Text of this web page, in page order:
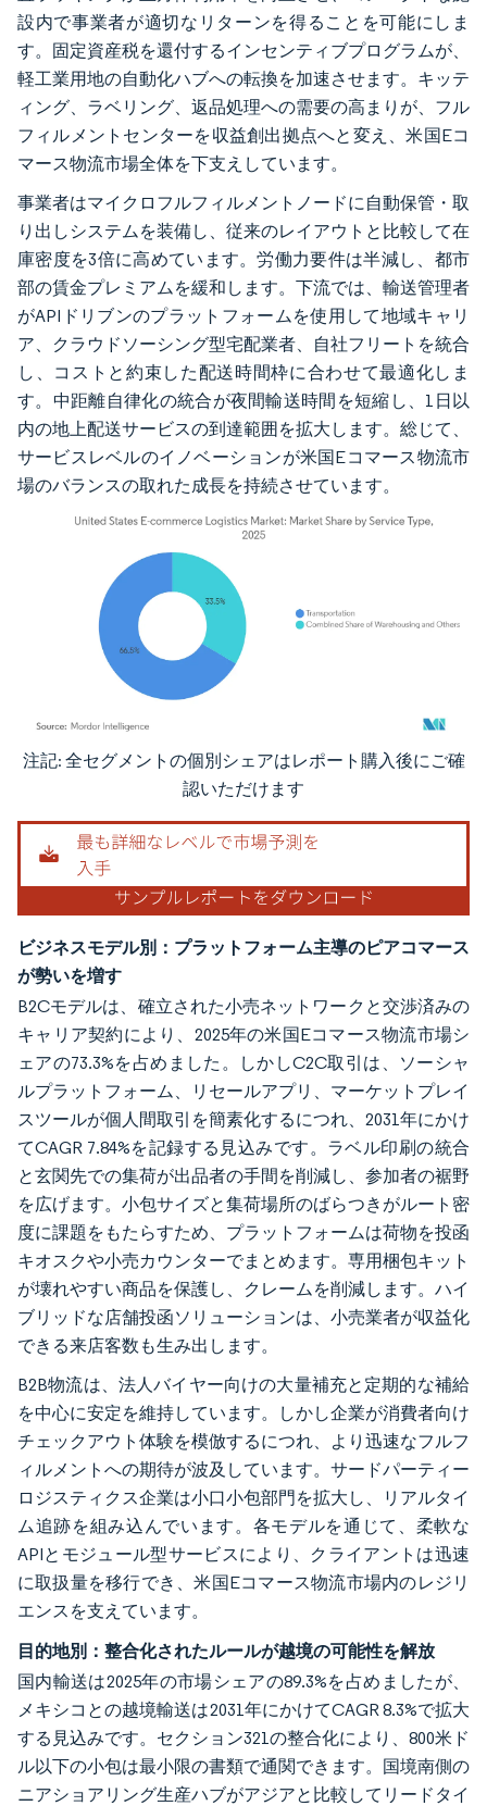
設内で事業者が適切なリターンを得ることを可能にしま
す。固定資産税を還付するインセンティブプログラムが、
軽工業用地の自動化ハブへの転換を加速させます。キッテ
ィング、ラベリング、返品処理への需要の高まりが、フル
フィルメントセンターを収益創出拠点へと変え、米国Eコ
マース物流市場全体を下支えしています。
事業者はマイクロフルフィルメントノードに自動保管・取
り出しシステムを装備し、従来のレイアウトと比較して在
庫密度を3倍に高めています。労働力要件は半減し、都市
部の賃金プレミアムを緩和します。下流では、輸送管理者
がAPIドリブンのプラットフォームを使用して地域キャリ
ア、クラウドソーシング型宅配業者、自社フリートを統合
し、コストと約束した配送時間枠に合わせて最適化しま
す。中距離自律化の統合が夜間輸送時間を短縮し、1日以
内の地上配送サービスの到達範囲を拡大します。総じて、
サービスレベルのイノベーションが米国Eコマース物流市
場のバランスの取れた成長を持続させています。
画像 © Mordor Intelligence。再利用にはCC BY 4.0の表示が必要です。
注記: 全セグメントの個別シェアはレポート購入後にご確
認いただけます
ビジネスモデル別：プラットフォーム主導のピアコマース
が勢いを増す
B2Cモデルは、確立された小売ネットワークと交渉済みの
キャリア契約により、2025年の米国Eコマース物流市場シ
ェアの73.3%を占めました。しかしC2C取引は、ソーシャ
ルプラットフォーム、リセールアプリ、マーケットプレイ
スツールが個人間取引を簡素化するにつれ、2031年にかけ
てCAGR 7.84%を記録する見込みです。ラベル印刷の統合
と玄関先での集荷が出品者の手間を削減し、参加者の裾野
を広げます。小包サイズと集荷場所のばらつきがルート密
度に課題をもたらすため、プラットフォームは荷物を投函
キオスクや小売カウンターでまとめます。専用梱包キット
が壊れやすい商品を保護し、クレームを削減します。ハイ
ブリッドな店舗投函ソリューションは、小売業者が収益化
できる来店客数も生み出します。
B2B物流は、法人バイヤー向けの大量補充と定期的な補給
を中心に安定を維持しています。しかし企業が消費者向け
チェックアウト体験を模倣するにつれ、より迅速なフルフ
ィルメントへの期待が波及しています。サードパーティー
ロジスティクス企業は小口小包部門を拡大し、リアルタイ
ム追跡を組み込んでいます。各モデルを通じて、柔軟な
APIとモジュール型サービスにより、クライアントは迅速
に取扱量を移行でき、米国Eコマース物流市場内のレジリ
エンスを支えています。
目的地別：整合化されたルールが越境の可能性を解放
国内輸送は2025年の市場シェアの89.3%を占めましたが、
メキシコとの越境輸送は2031年にかけてCAGR 8.3%で拡大
する見込みです。セクション321の整合化により、800米ド
ル以下の小包は最小限の書類で通関できます。国境南側の
ニアショアリング生産ハブがアジアと比較してリードタイ